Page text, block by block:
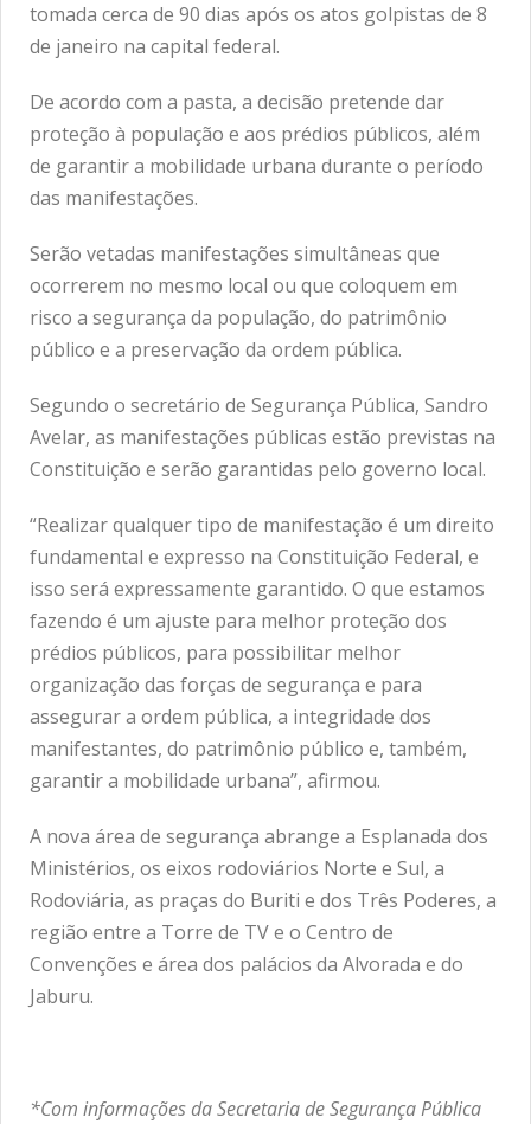
tomada cerca de 90 dias após os atos golpistas de 8
de janeiro na capital federal.
De acordo com a pasta, a decisão pretende dar
proteção à população e aos prédios públicos, além
de garantir a mobilidade urbana durante o período
das manifestações.
Serão vetadas manifestações simultâneas que
ocorrerem no mesmo local ou que coloquem em
risco a segurança da população, do patrimônio
público e a preservação da ordem pública.
Segundo o secretário de Segurança Pública, Sandro
Avelar, as manifestações públicas estão previstas na
Constituição e serão garantidas pelo governo local.
“Realizar qualquer tipo de manifestação é um direito
fundamental e expresso na Constituição Federal, e
isso será expressamente garantido. O que estamos
fazendo é um ajuste para melhor proteção dos
prédios públicos, para possibilitar melhor
organização das forças de segurança e para
assegurar a ordem pública, a integridade dos
manifestantes, do patrimônio público e, também,
garantir a mobilidade urbana”, afirmou.
A nova área de segurança abrange a Esplanada dos
Ministérios, os eixos rodoviários Norte e Sul, a
Rodoviária, as praças do Buriti e dos Três Poderes, a
região entre a Torre de TV e o Centro de
Convenções e área dos palácios da Alvorada e do
Jaburu.
*Com informações da Secretaria de Segurança Pública